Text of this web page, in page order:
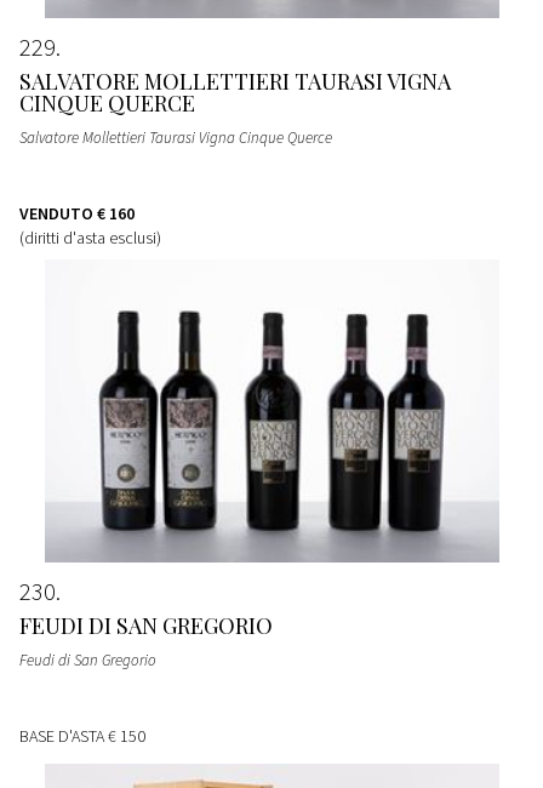
229
SALVATORE MOLLETTIERI TAURASI VIGNA
CINQUE QUERCE
Salvatore Mollettieri Taurasi Vigna Cinque Querce
VENDUTO € 160
(diritti d'asta esclusi)
230
FEUDI DI SAN GREGORIO
Feudi di San Gregorio
BASE D'ASTA€ 150